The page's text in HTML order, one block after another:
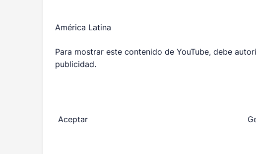
América Latina
Para mostrar este contenido de YouTube, debe
publicidad.
Aceptar